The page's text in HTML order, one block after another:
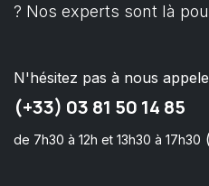
? Nos experts sont là
N'hésitez pas à nous
(+33) 03 81 50 14 85
de 7h30 à 12h et 13h30 à 17h30